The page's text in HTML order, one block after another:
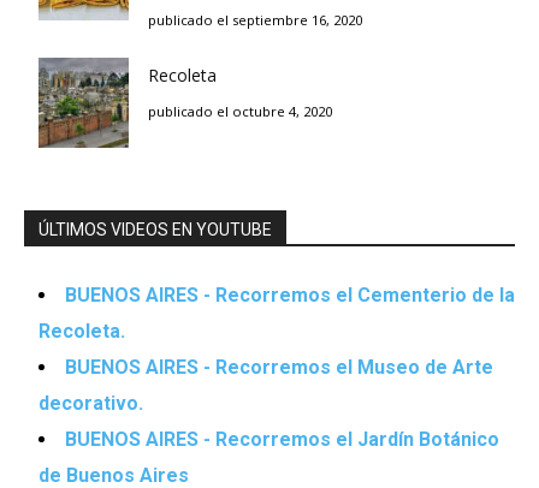
publicado el septiembre 16, 2020
Recoleta
publicado el octubre 4, 2020
ÚLTIMOS VIDEOS EN YOUTUBE
BUENOS AIRES - Recorremos el Cementerio de la
Recoleta.
BUENOS AIRES - Recorremos el Museo de Arte
decorativo.
BUENOS AIRES - Recorremos el Jardín Botánico
de Buenos Aires